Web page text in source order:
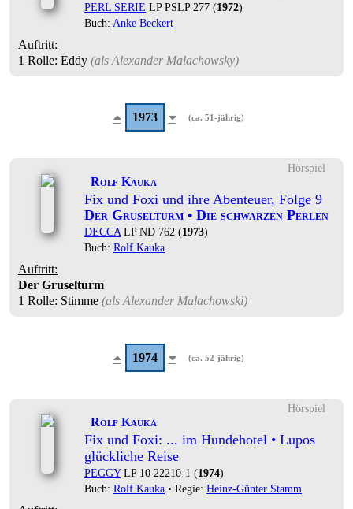
PERL SERIE LP PSLP 277 (1972)
Buch: Anke Beckert
Auftritt:
1 Rolle: Eddy (als Alexander Malachowsky)
1973 (ca. 51-jährig)
Hörspiel
Rolf Kauka
Fix und Foxi und ihre Abenteuer, Folge 9
Der Gruselturm • Die schwarzen Perlen
DECCA LP ND 762 (1973)
Buch: Rolf Kauka
Auftritt:
Der Gruselturm
1 Rolle: Stimme (als Alexander Malachowski)
1974 (ca. 52-jährig)
Hörspiel
Rolf Kauka
Fix und Foxi: ... im Hundehotel • Lupos
glückliche Reise
PEGGYLP 10 22210-1 (1974)
Buch: Rolf Kauka • Regie: Heinz-Günter Stamm